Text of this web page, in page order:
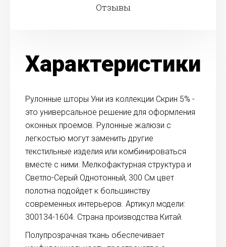
Отзывы
Характеристики
Рулонные шторы Уни из коллекции Скрин 5% -
это универсальное решение для оформления
оконных проемов. Рулонные жалюзи с
легкостью могут заменить другие
текстильные изделия или комбинироваться
вместе с ними. Мелкофактурная структура и
Светло-Серый Однотонный, 300 См цвет
полотна подойдет к большинству
современных интерьеров. Артикул модели:
300134-1604. Страна производства Китай.
Полупрозрачная ткань обеспечивает